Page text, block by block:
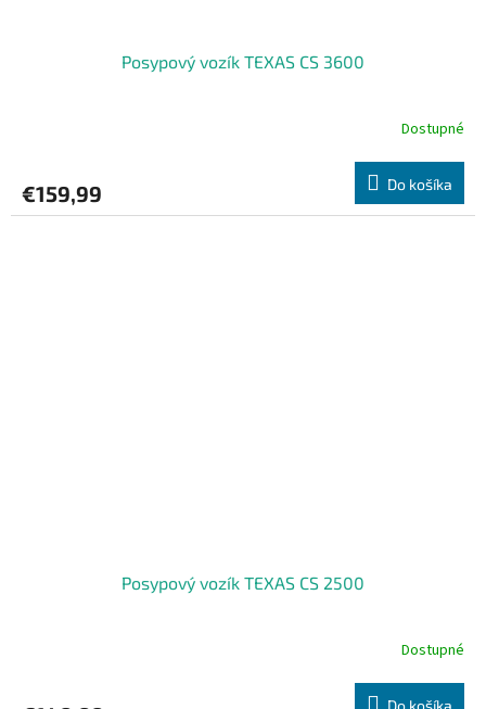
Posypový vozík TEXAS CS 3600
Dostupné
€159,99 Do košíka
Posypový vozík TEXAS CS 2500
Dostupné
Do košíka